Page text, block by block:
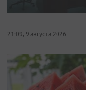
21:09, 9 августа 2026